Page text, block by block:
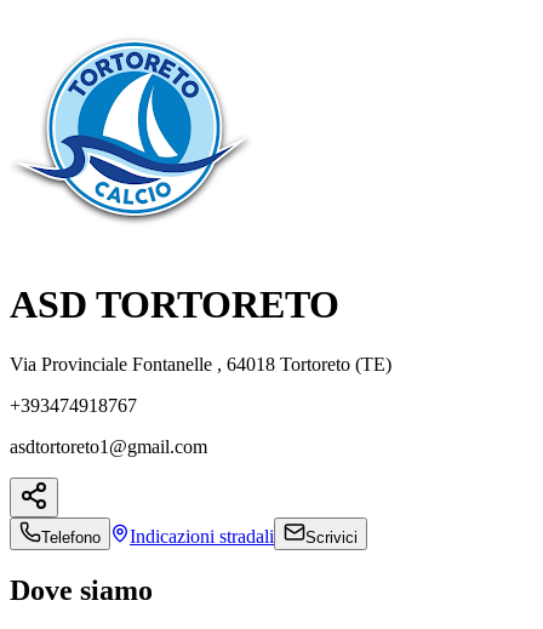
ASD TORTORETO
Via Provinciale Fontanelle , 64018 Tortoreto (TE)
+393474918767
asdtortoreto1@gmail.com
Telefono Indicazioni stradali Scrivici
Dove siamo